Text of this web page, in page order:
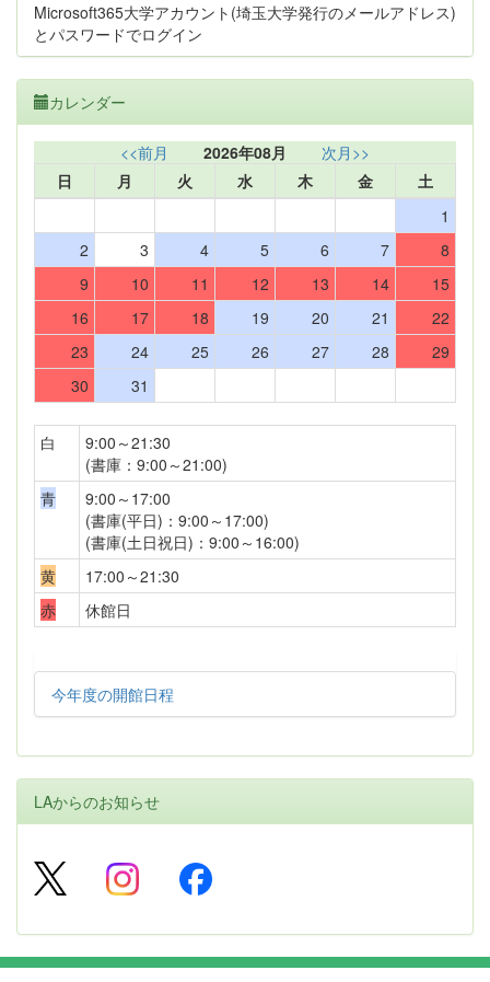
Microsoft365大学アカウント(埼玉大学発行のメールアドレス)
とパスワードでログイン
カレンダー
<<前月 2026年08月
次月>>
日
月 火 水 木 金
土
1
2
3 4 5 6 7
8
9
10 11 12 13 14
15
16
17 18 19 20 21
22
23
24 25 26 27 28
29
30
31
白
9:00～21:30
(書庫：9:00～21:00)
青
9:00～17:00
(書庫(平日)：9:00～17:00)
(書庫(土日祝日)：9:00～16:00)
黄
17:00～21:30
赤
休館日
今年度の開館日程
LAからのお知らせ